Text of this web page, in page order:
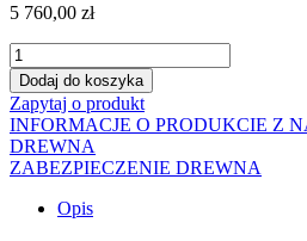
5 760,00 zł
ilość
Montana
Dodaj do koszyka
Zapytaj o produkt
INFORMACJE O PRODUKCIE Z
DREWNA
ZABEZPIECZENIE DREWNA
Opis